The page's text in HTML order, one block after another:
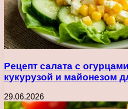
Рецепт салата с
кукурузой и майонезом
29.06.2026